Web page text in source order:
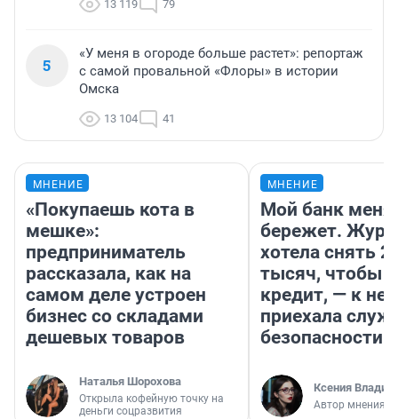
13 119 79
5
«У меня в огороде больше растет»: репортаж
с самой провальной «Флоры» в истории
Омска
13 104 41
МНЕНИЕ
«Покупаешь кота в
мешке»:
предприниматель
рассказала, как на
самом деле устроен
бизнес со складами
дешевых товаров
Наталья Шорохова
Открыла кофейную точку на
деньги соцразвития
МНЕНИЕ
Мой банк меня
бережет.
хотела снять
тысяч, чтобы
кредит, — к
приехала
безопасности
Ксения
Автор мнения